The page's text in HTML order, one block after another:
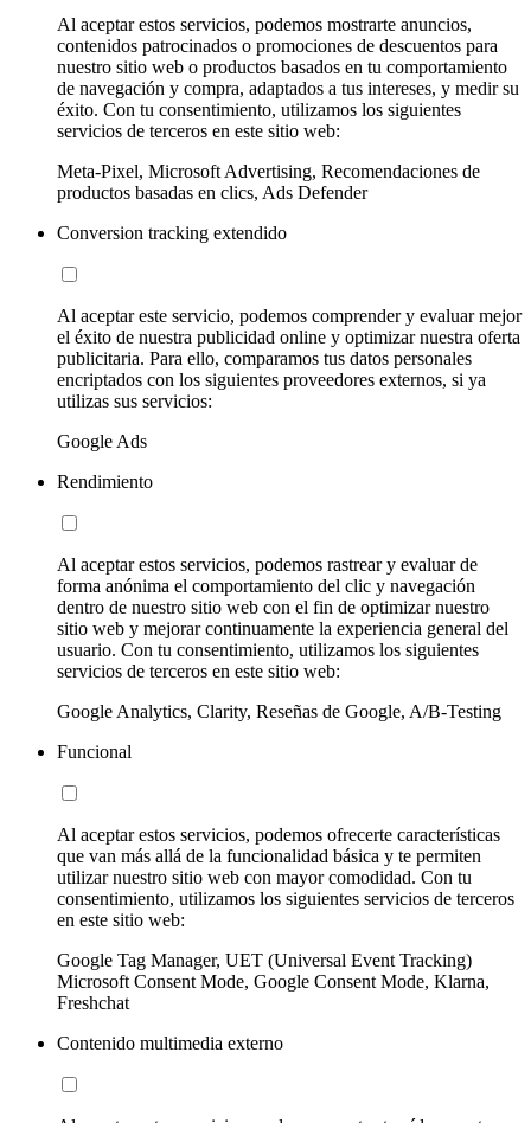
Al aceptar estos servicios, podemos mostrarte anuncios,
contenidos patrocinados o promociones de descuentos para
nuestro sitio web o productos basados en tu comportamiento
de navegación y compra, adaptados a tus intereses, y medir su
éxito. Con tu consentimiento, utilizamos los siguientes
servicios de terceros en este sitio web:
Meta-Pixel, Microsoft Advertising, Recomendaciones de
productos basadas en clics, Ads Defender
Conversion tracking extendido
Al aceptar este servicio, podemos comprender y evaluar mejor
el éxito de nuestra publicidad online y optimizar nuestra oferta
publicitaria. Para ello, comparamos tus datos personales
encriptados con los siguientes proveedores externos, si ya
utilizas sus servicios:
Google Ads
Rendimiento
Al aceptar estos servicios, podemos rastrear y evaluar de
forma anónima el comportamiento del clic y navegación
dentro de nuestro sitio web con el fin de optimizar nuestro
sitio web y mejorar continuamente la experiencia general del
usuario. Con tu consentimiento, utilizamos los siguientes
servicios de terceros en este sitio web:
Google Analytics, Clarity, Reseñas de Google, A/B-Testing
Funcional
Al aceptar estos servicios, podemos ofrecerte características
que van más allá de la funcionalidad básica y te permiten
utilizar nuestro sitio web con mayor comodidad. Con tu
consentimiento, utilizamos los siguientes servicios de terceros
en este sitio web:
Google Tag Manager, UET (Universal Event Tracking)
Microsoft Consent Mode, Google Consent Mode, Klarna,
Freshchat
Contenido multimedia externo